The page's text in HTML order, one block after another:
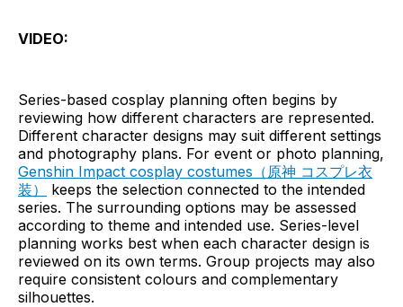
VIDEO:
Series-based cosplay planning often begins by
reviewing how different characters are represented.
Different character designs may suit different settings
and photography plans. For event or photo planning,
Genshin Impact cosplay costumes（原神 コスプレ衣
装）
keeps the selection connected to the intended
series. The surrounding options may be assessed
according to theme and intended use. Series-level
planning works best when each character design is
reviewed on its own terms. Group projects may also
require consistent colours and complementary
silhouettes.